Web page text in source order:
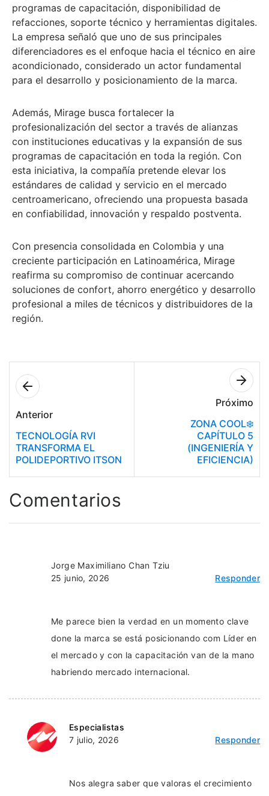
programas de capacitación, disponibilidad de
refacciones, soporte técnico y herramientas digitales.
La empresa señaló que uno de sus principales
diferenciadores es el enfoque hacia el técnico en aire
acondicionado, considerado un actor fundamental
para el desarrollo y posicionamiento de la marca.
Además, Mirage busca fortalecer la
profesionalización del sector a través de alianzas
con instituciones educativas y la expansión de sus
programas de capacitación en toda la región. Con
esta iniciativa, la compañía pretende elevar los
estándares de calidad y servicio en el mercado
centroamericano, ofreciendo una propuesta basada
en confiabilidad, innovación y respaldo postventa.
Con presencia consolidada en Colombia y una
creciente participación en Latinoamérica, Mirage
reafirma su compromiso de continuar acercando
soluciones de confort, ahorro energético y desarrollo
profesional a miles de técnicos y distribuidores de la
región.
Anterior
TECNOLOGÍA RVI
TRANSFORMA EL
POLIDEPORTIVO ITSON
Próximo
ZONA COOL❄️
CAPÍTULO 5
(INGENIERÍA Y
EFICIENCIA)
Comentarios
Jorge Maximiliano Chan Tziu
25 junio, 2026
Responder
Me parece bien la verdad en un momento clave
done la marca se está posicionando com Líder en
el mercado y con la capacitación van de la mano
habriendo mercado internacional.
Especialistas
7 julio, 2026
Responder
Nos alegra saber que valoras el crecimiento